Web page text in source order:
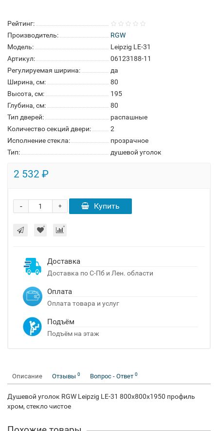
Рейтинг:
Производитель:
RGW
Модель:
Leipzig LE-31
Артикул:
06123188-11
Регулируемая ширина:
да
Ширина, см:
80
Высота, см:
195
Глубина, см:
80
Тип дверей:
распашные
Количество секций двери:
2
Исполнение стекла:
прозрачное
Тип:
душевой уголок
2 532 ₽
+
- Купить
Доставка
Доставка по С-Пб и Лен. области
Оплата
Оплата товара и услуг
Подъём
Подъём на этаж
Описание Отзывы 0 Вопрос - Ответ 0
Душевой уголок RGW Leipzig LE-31 800x800x1950 профиль
хром, стекло чистое